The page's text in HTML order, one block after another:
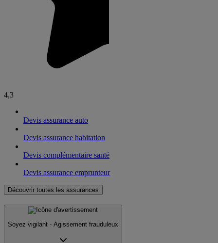
4,3
Devis assurance auto
Devis assurance habitation
Devis complémentaire santé
Devis assurance emprunteur
Découvrir toutes les assurances
Soyez vigilant - Agissement frauduleux